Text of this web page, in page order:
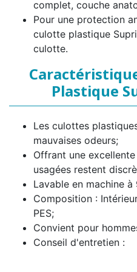
complet, couche
Pour une protection
culotte plastique
culotte.
Plastique
Les culottes
mauvaises odeurs;
Offrant une
usagées restent
Lavable en machine à
Composition :
PES;
Convient pour
Conseil d'entretien :